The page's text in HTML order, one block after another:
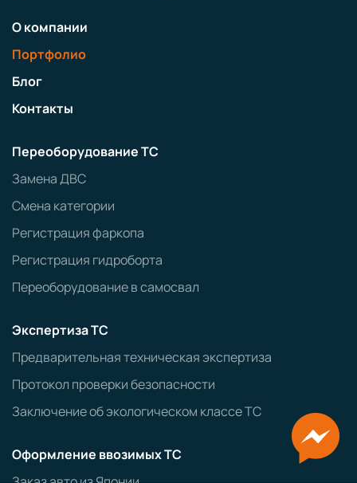
О компании
Портфолио
Блог
Контакты
Переоборудование ТС
Замена ДВС
Смена категории
Регистрация фаркопа
Регистрация гидроборта
Переоборудование в самосвал
Экспертиза ТС
Предварительная техническая экспертиза
Протокол проверки безопасности
Заключение об экологическом классе ТС
Оформление ввозимых ТС